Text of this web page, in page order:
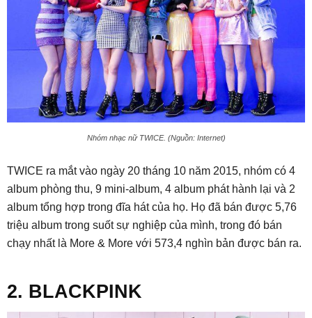
Nhóm nhạc nữ TWICE. (Nguồn: Internet)
TWICE ra mắt vào ngày 20 tháng 10 năm 2015, nhóm có 4
album phòng thu, 9 mini-album, 4 album phát hành lại và 2
album tổng hợp trong đĩa hát của họ. Họ đã bán được 5,76
triệu album trong suốt sự nghiệp của mình, trong đó bán
chạy nhất là More & More với 573,4 nghìn bản được bán ra.
2. BLACKPINK